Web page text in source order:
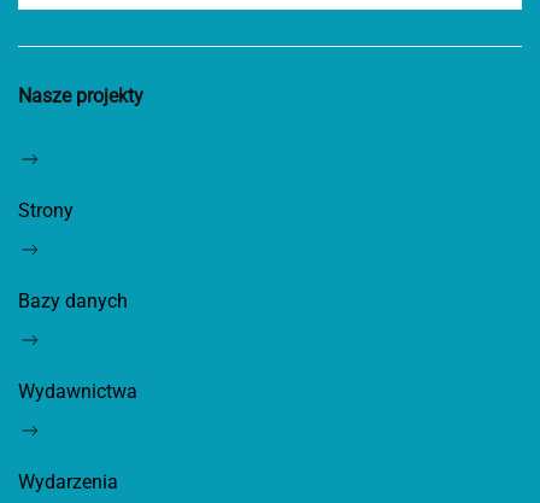
Nasze projekty
Strony
Bazy danych
Wydawnictwa
Wydarzenia